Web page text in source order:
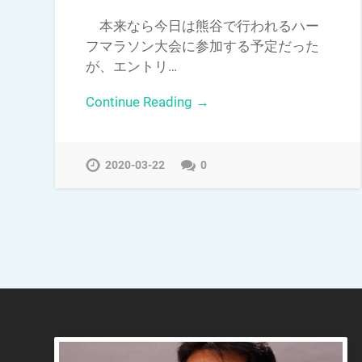
本来なら今日は熊谷で行われるハー
フマラソン大会に参加する予定だった
が、エントリ…
Continue Reading →
2020-03-22 0